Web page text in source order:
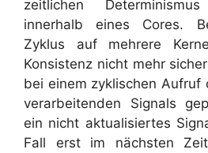
zeitlichen
innerhalb eines Cores.
Zyklus auf mehrere
Konsistenz nicht mehr
bei einem zyklischen Aufruf
verarbeitenden Signals
ein nicht aktualisiertes
Fall erst im nächsten